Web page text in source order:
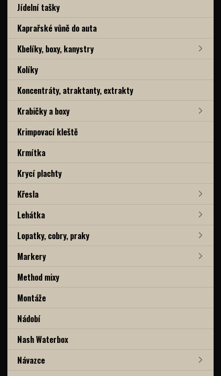
Jídelní tašky
Kaprařské vůně do auta
Kbelíky, boxy, kanystry
Kolíky
Koncentráty, atraktanty, extrakty
Krabičky a boxy
Krimpovací kleště
Krmítka
Krycí plachty
Křesla
Lehátka
Lopatky, cobry, praky
Markery
Method mixy
Montáže
Nádobí
Nash Waterbox
Návazce